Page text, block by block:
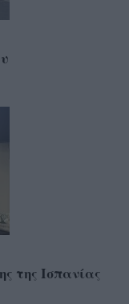
της Ισπανίας